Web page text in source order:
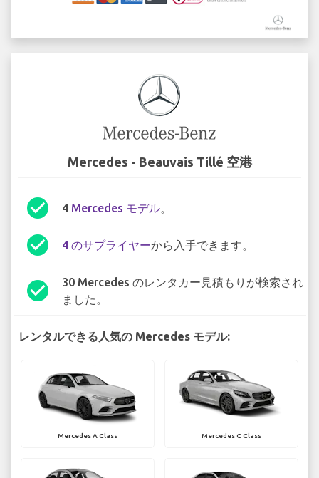
Mercedes - Beauvais Tillé 空港
check_circle 4 Mercedes モデル。
check_circle 4 のサプライヤーから入手できます。
check_circle
30 Mercedes のレンタカー見積もりが検索され
ました。
レンタルできる人気の Mercedes モデル:
Mercedes A Class Mercedes C Class